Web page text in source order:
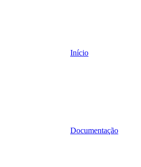
Início
Documentação